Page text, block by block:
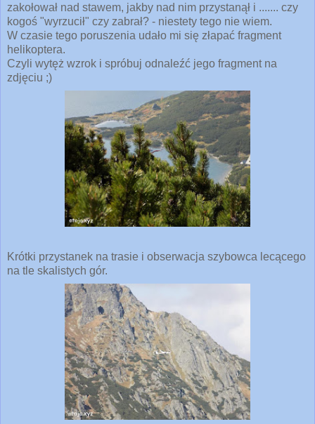
zakołował nad stawem, jakby nad nim przystanął i ....... czy
kogoś "wyrzucił" czy zabrał? - niestety tego nie wiem.
W czasie tego poruszenia udało mi się złapać fragment
helikoptera.
Czyli wytęż wzrok i spróbuj odnaleźć jego fragment na
zdjęciu ;)
Krótki przystanek na trasie i obserwacja szybowca lecącego
na tle skalistych gór.